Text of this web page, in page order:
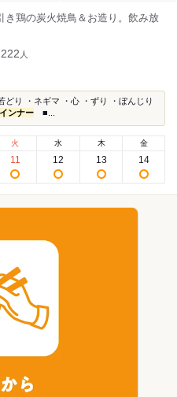
鶏の炭火焼鳥＆お造り。飲み放
人
り ・ネギマ ・心 ・ずり ・ぼんじり
ンナー ■...
火
11
水
12
木
13
金
14